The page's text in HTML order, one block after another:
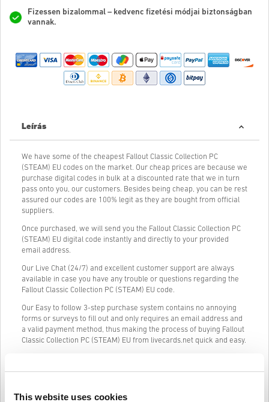
This website uses cookies
Fizessen bizalommal – kedvenc fizetési módjai biztonságban
vannak.
Leírás
We have some of the cheapest Fallout Classic Collection PC
(STEAM) EU codes on the market. Our cheap prices are because we
purchase digital codes in bulk at a discounted rate that we in turn
pass onto you, our customers. Besides being cheap, you can be rest
assured our codes are 100% legit as they are bought from official
suppliers.
Once purchased, we will send you the Fallout Classic Collection PC
(STEAM) EU digital code instantly and directly to your provided
email address.
Our Live Chat (24/7) and excellent customer support are always
available in case you have any trouble or questions regarding the
Fallout Classic Collection PC (STEAM) EU code.
Our Easy to follow 3-step purchase system contains no annoying
forms or surveys to fill out and only requires an email address and
a valid payment method, thus making the process of buying Fallout
Classic Collection PC (STEAM) EU from livecards.net quick and easy.